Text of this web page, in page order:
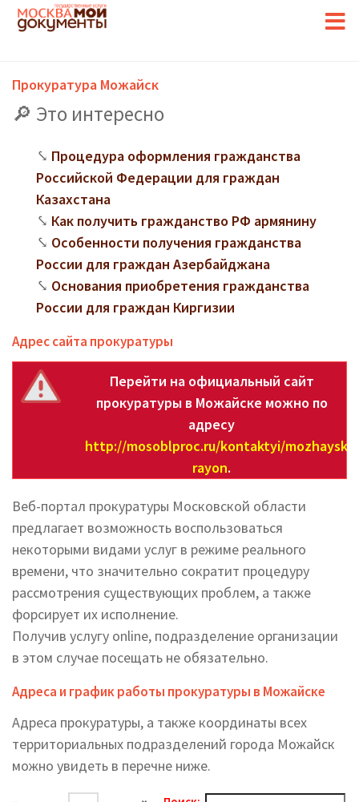
Прокуратура Можайск
Это интересно
Процедура оформления гражданства
Российской Федерации для граждан
Казахстана
Как получить гражданство РФ армянину
Особенности получения гражданства
России для граждан Азербайджана
Основания приобретения гражданства
России для граждан Киргизии
Адрес сайта прокуратуры
Перейти на официальный сайт
прокуратуры в Можайске можно по
адресу
http://mosoblproc.ru/kontaktyi/
rayon.
Веб-портал прокуратуры Московской области
предлагает возможность воспользоваться
некоторыми видами услуг в режиме реального
времени, что значительно сократит процедуру
рассмотрения существующих проблем, а также
форсирует их исполнение.
Получив услугу online, подразделение организации
в этом случае посещать не обязательно.
Адреса и график работы прокуратуры в Можайске
Адреса прокуратуры, а также координаты всех
территориальных подразделений города Можайск
можно увидеть в перечне ниже.